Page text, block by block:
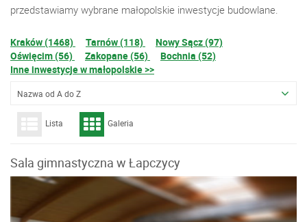
przedstawiamy wybrane małopolskie inwestycje budowlane.
Kraków (1468) Tarnów (118)
Nowy Sącz (97)
Oświęcim (56)
Zakopane (56)
Bochnia (52)
Inne inwestycje w małopolskie >>
Nazwa od A do Z
Lista Galeria
Sala gimnastyczna w Łapczycy